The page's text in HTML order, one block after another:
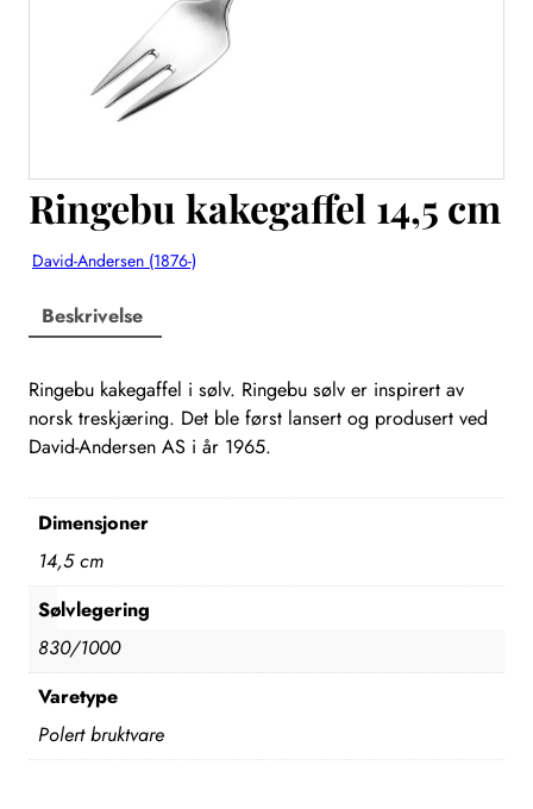
Ringebu kakegaffel 14,5 cm
David-Andersen (1876-)
Beskrivelse
Ringebu kakegaffel i sølv. Ringebu sølv er inspirert av
norsk treskjæring. Det ble først lansert og produsert ved
David-Andersen AS i år 1965.
Dimensjoner
14,5 cm
Sølvlegering
830/1000
Varetype
Polert bruktvare